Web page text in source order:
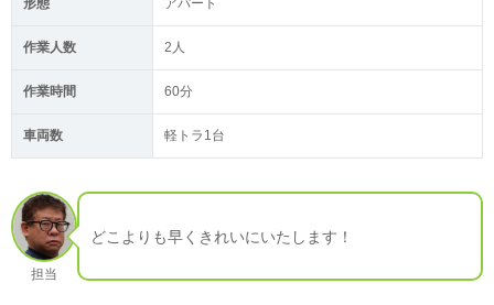
形態 アパート
作業人数 2人
作業時間 60分
車両数 軽トラ1台
担当
どこよりも早くきれいにいたします！